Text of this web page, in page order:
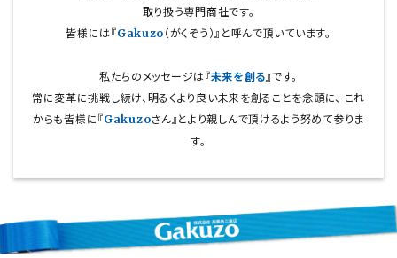
取り扱う専門商社です。
皆様には『Gakuzo （がくぞう）』と呼んで頂いています。
私たちのメッセージは『未来を創る』です。
常に変革に挑戦し続け、明るくより良い未来を創ることを念頭に、 これ
からも皆様に『Gakuzoさん』とより親しんで頂けるよう努めて参りま
す。